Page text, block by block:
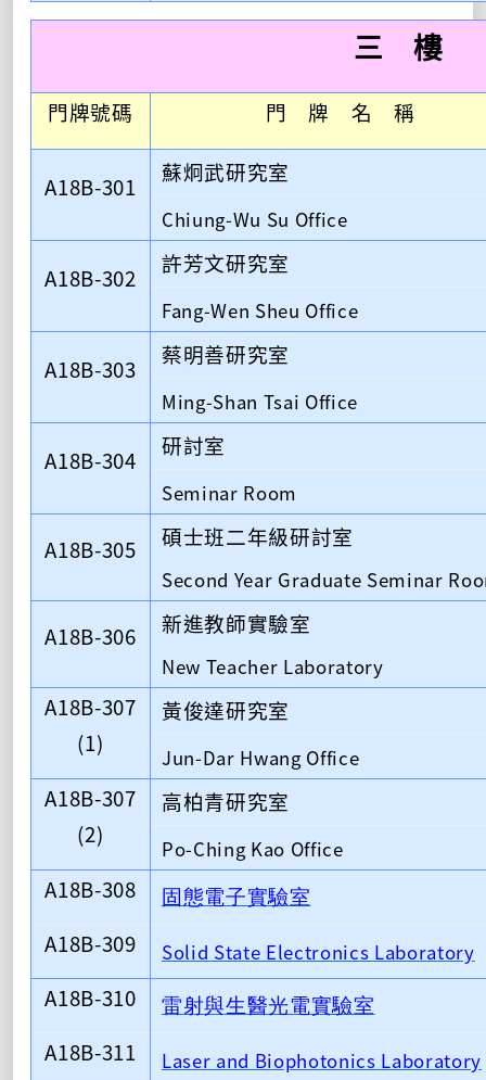
三 樓
門牌號碼 門 牌 名 稱
A18B-301 蘇炯武研究室
Chiung-Wu Su Office
A18B-302 許芳文研究室
Fang-Wen Sheu Office
A18B-303 蔡明善研究室
Ming-Shan Tsai Office
A18B-304 研討室
Seminar Room
A18B-305 碩士班二年級研討室
Second Year Graduate Seminar
A18B-306 新進教師實驗室
New Teacher Laboratory
A18B-307
(1)
黃俊達研究室
Jun-Dar Hwang Office
A18B-307
(2)
高柏青研究室
Po-Ching Kao Office
A18B-308 固態電子實驗室
A18B-309 Solid State Electronics Laboratory
A18B-310 雷射與生醫光電實驗室
A18B-311 Laser and Biophotonics Laboratory